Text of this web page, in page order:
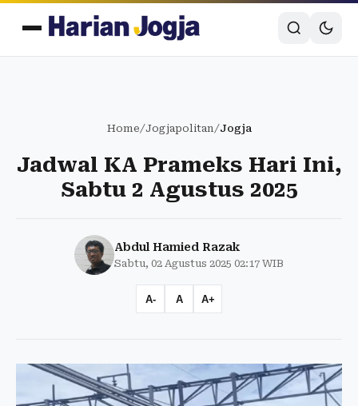
Home/Jogjapolitan/Jogja
Jadwal KA Prameks Hari Ini,
Sabtu 2 Agustus 2025
Abdul Hamied Razak
Sabtu, 02 Agustus 2025 02:17 WIB
A- A A+